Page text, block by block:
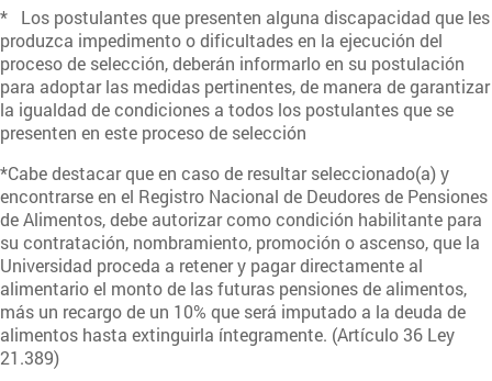
* Los postulantes que presenten alguna discapacidad que les
produzca impedimento o dificultades en la ejecución del
proceso de selección, deberán informarlo en su postulación
para adoptar las medidas pertinentes, de manera de garantizar
la igualdad de condiciones a todos los postulantes que se
presenten en este proceso de selección
*Cabe destacar que en caso de resultar seleccionado(a) y
encontrarse en el Registro Nacional de Deudores de Pensiones
de Alimentos, debe autorizar como condición habilitante para
su contratación, nombramiento, promoción o ascenso, que la
Universidad proceda a retener y pagar directamente al
alimentario el monto de las futuras pensiones de alimentos,
más un recargo de un 10% que será imputado a la deuda de
alimentos hasta extinguirla íntegramente. (Artículo 36 Ley
21.389)